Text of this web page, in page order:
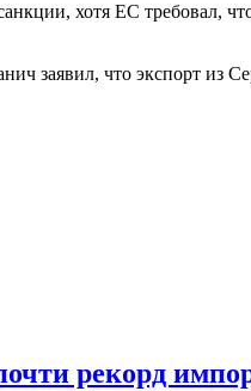
хотя ЕС требовал,
заявил, что экспорт из
рекорд